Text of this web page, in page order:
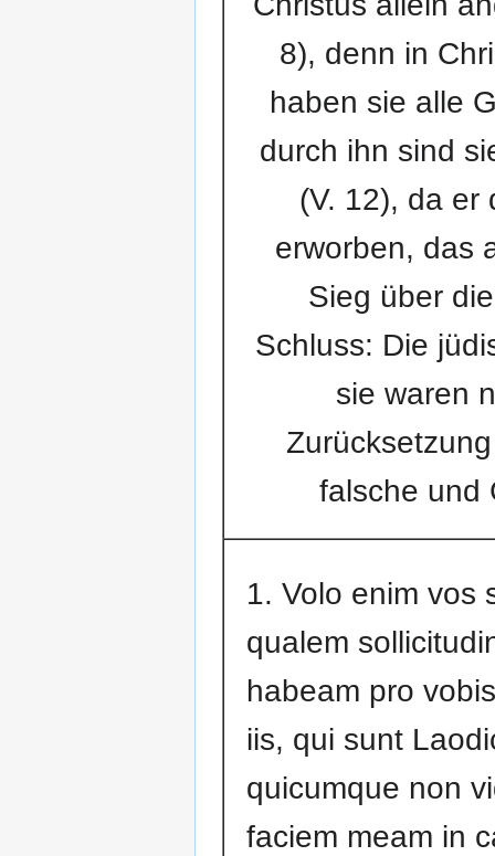
8), denn in
haben sie alle
durch ihn sind
(V. 12), da er
erworben, das
Sieg über
Schluss: Die
sie waren
falsche und
1. Volo enim vos
qualem
habeam pro
iis, qui sunt
quicumque non
faciem meam in